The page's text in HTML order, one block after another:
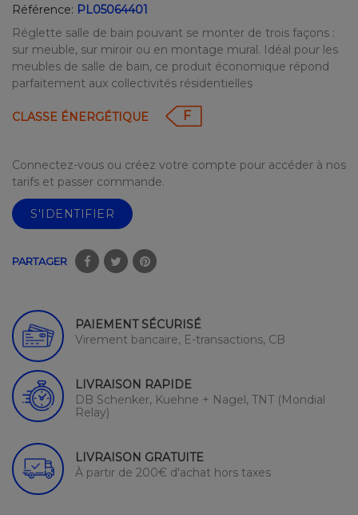
Référence: PL05064401
Réglette salle de bain pouvant se monter de trois façons :
sur meuble, sur miroir ou en montage mural. Idéal pour les
meubles de salle de bain, ce produit économique répond
parfaitement aux collectivités résidentielles
CLASSE ÉNERGÉTIQUE F
Connectez-vous ou créez votre compte pour accéder à nos
tarifs et passer commande.
S'IDENTIFIER
PARTAGER
PAIEMENT SÉCURISÉ
Virement bancaire, E-transactions, CB
LIVRAISON RAPIDE
DB Schenker, Kuehne + Nagel, TNT (Mondial
Relay)
LIVRAISON GRATUITE
À partir de 200€ d'achat hors taxes